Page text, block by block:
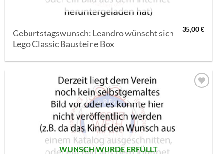
Geburtstagswunsch: Leandro wünscht sich
Lego Classic Bausteine Box
35,00€
WUNSCH WURDE ERFÜLLT